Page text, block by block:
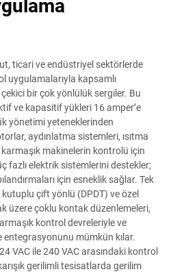
ticari ve endüstriyel sektörlerde
uygulamalarıyla kapsamlı
bir çok yönlülük sergiler. Bu
ve kapasitif yükleri 16 amper’e
yönetimi yeteneklerinden
aydınlatma sistemleri, ısıtma
makinelerin kontrolü için
fazlı elektrik sistemlerini destekler;
için esneklik sağlar. Tek
çift yönlü (DPDT) ve özel
üzere çoklu kontak düzenlemeleri,
kontrol devreleriyle ve
mümkün kılar.
VAC ile 240 VAC arasındaki kontrol
gerilimli tesisatlarda gerilim